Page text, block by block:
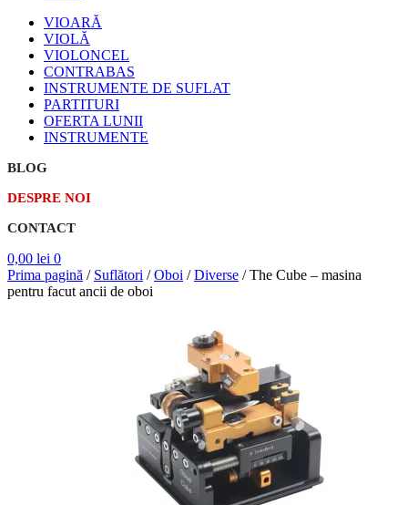
VIOARĂ
VIOLĂ
VIOLONCEL
CONTRABAS
INSTRUMENTE DE SUFLAT
PARTITURI
OFERTA LUNII
INSTRUMENTE
BLOG
DESPRE NOI
CONTACT
0,00 lei 0
Prima pagină / Suflători /Oboi /Diverse /The Cube – masina
pentru facut ancii de oboi